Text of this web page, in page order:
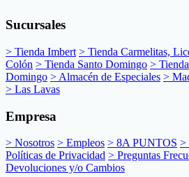
Sucursales
> Tienda Imbert > Tienda Carmelitas,
Colón > Tienda Santo Domingo >
Domingo > Almacén de Especiales >
> Las Lavas
Empresa
> Nosotros > Empleos > 8A PUNTOS >
Políticas de Privacidad > Preguntas
Devoluciones y/o Cambios